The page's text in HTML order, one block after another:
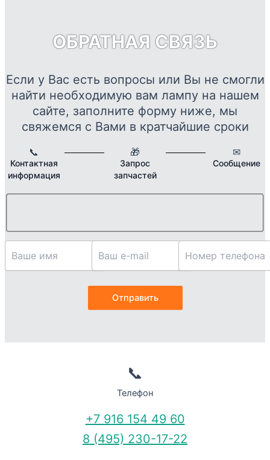
ОБРАТНАЯ СВЯЗЬ
Если у Вас есть вопросы или Вы не смогли
найти необходимую вам лампу на нашем
сайте, заполните форму ниже, мы
свяжемся с Вами в кратчайшие сроки
📞
Контактная
информация
🎁
Запрос
запчастей
✉
Сообщение
📞
Телефон
+7 916 154 49 60
8 (495) 230-17-22